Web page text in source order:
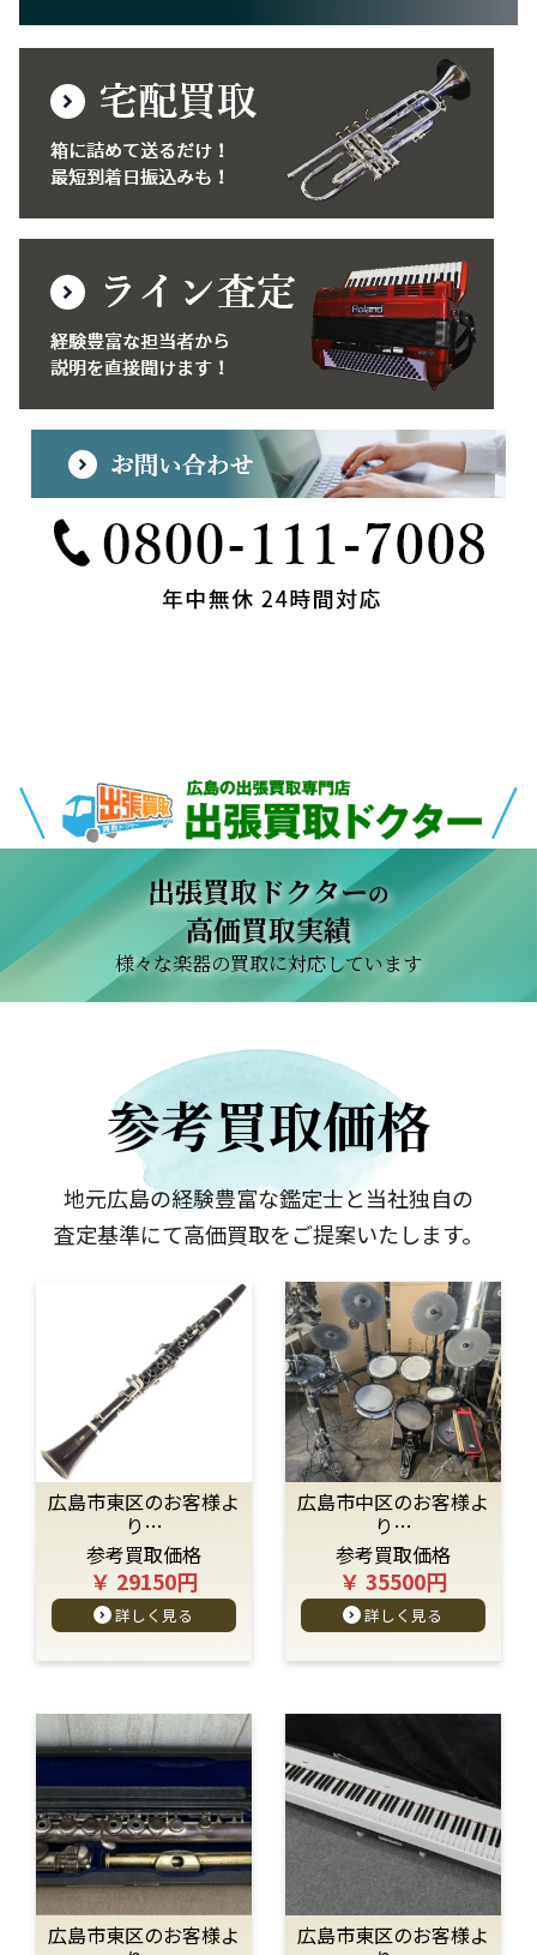
出張買取ドクターの
高価買取実績
様々な楽器の買取に対応しています
参考買取価格
地元広島の経験豊富な鑑定士と当社独自の
査定基準にて高価買取をご提案いたします。
広島市東区のお客様よ
り…
参考買取価格
￥ 29150円
詳しく見る
広島市中区のお客様よ
り…
参考買取価格
￥ 35500円
詳しく見る
広島市東区のお客様よ 広島市東区のお客様よ